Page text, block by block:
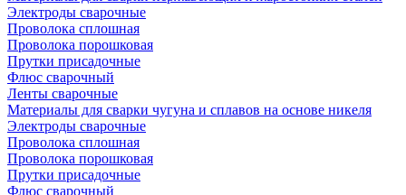
Электроды сварочные
Проволока сплошная
Проволока порошковая
Прутки присадочные
Флюс сварочный
Ленты сварочные
Материалы для сварки чугуна и сплавов на основе никеля
Электроды сварочные
Проволока сплошная
Проволока порошковая
Прутки присадочные
Флюс сварочный